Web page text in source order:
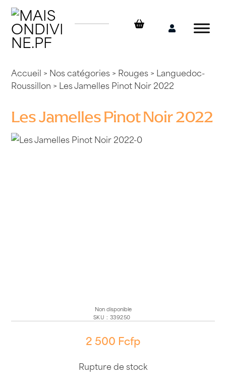
Skip
content
Mon
Accueil > Nos catégories> Rouges> Languedoc-
Roussillon > Les Jamelles Pinot Noir 2022
Les Jamelles Pinot Noir 2022
Non disponible
SKU : 339250
2 500 Fcfp
Rupture de stock